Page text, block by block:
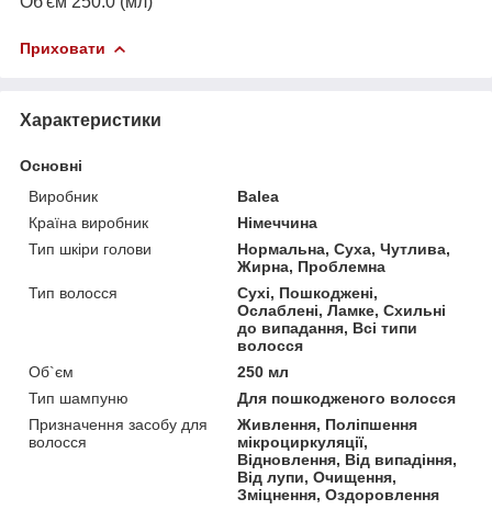
Приховати
Характеристики
Основні
Виробник
Balea
Країна виробник
Німеччина
Тип шкіри голови
Нормальна, Суха, Чутлива,
Жирна, Проблемна
Тип волосся
Сухі, Пошкоджені,
Ослаблені, Ламке, Схильні
до випадання, Всі типи
волосся
Об`єм
250 мл
Тип шампуню
Для пошкодженого волосся
Призначення засобу для
волосся
Живлення, Поліпшення
мікроциркуляції,
Відновлення, Від випадіння,
Від лупи, Очищення,
Зміцнення, Оздоровлення